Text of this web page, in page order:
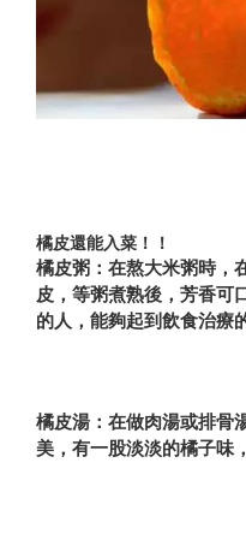
橘皮還能入菜！！
橘皮粥： 在熬大米粥時，
皮，等粥煮熟後，芳香可
的人，能夠起到飲食治療
橘皮湯： 在做肉湯或排骨
美，有一股淡淡的橘子味